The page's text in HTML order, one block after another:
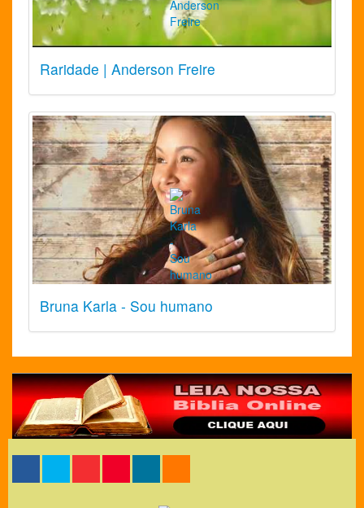
Raridade | Anderson Freire
Bruna Karla - Sou humano